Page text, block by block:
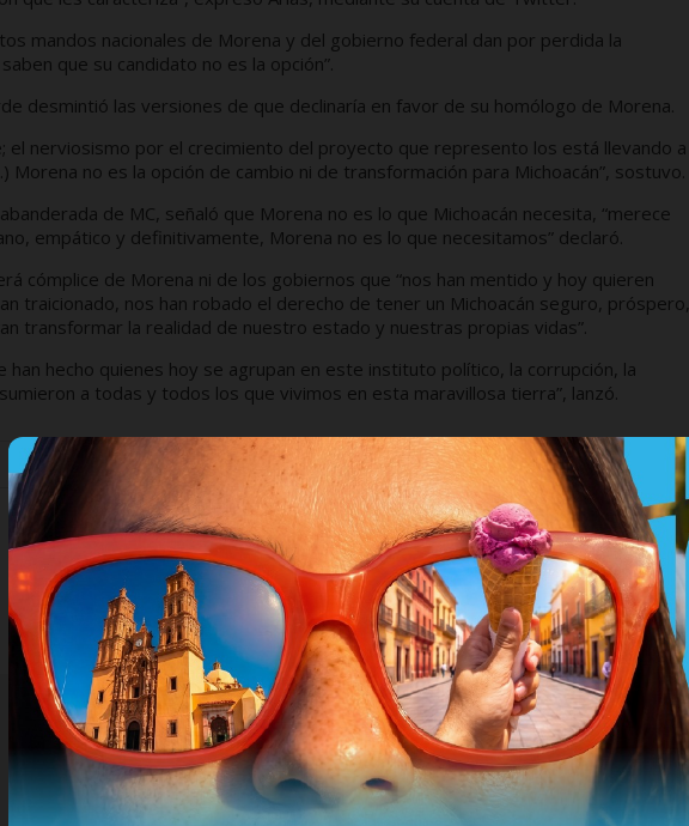
mandos nacionales de Morena y del gobierno federal dan por perdida la
que su candidato no es la opción”.
desmintió las versiones de que declinaría en favor de su homólogo de Morena.
el nerviosismo por el crecimiento del proyecto que represento los está llevando a
Morena no es la opción de cambio ni de transformación para Michoacán”, sostuvo.
de MC, señaló que Morena no es lo que Michoacán necesita, “merece
empático y definitivamente, Morena no es lo que necesitamos” declaró.
cómplice de Morena ni de los gobiernos que “nos han mentido y hoy quieren
traicionado, nos han robado el derecho de tener un Michoacán seguro, próspero,
transformar la realidad de nuestro estado y nuestras propias vidas”.
hecho quienes hoy se agrupan en este instituto político, la corrupción, la
a todas y todos los que vivimos en esta maravillosa tierra”, lanzó.